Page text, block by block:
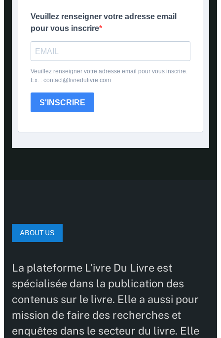
Veuillez renseigner votre adresse email
pour vous inscrire
Veuillez renseigner votre adresse email pour vous inscrire.
Ex. : contact@livredulivre.com
S'INSCRIRE
ABOUT US
La plateforme L’ivre Du Livre est
spécialisée dans la publication des
contenus sur le livre. Elle a aussi pour
mission de faire des recherches et
enquêtes dans le secteur du livre. Elle